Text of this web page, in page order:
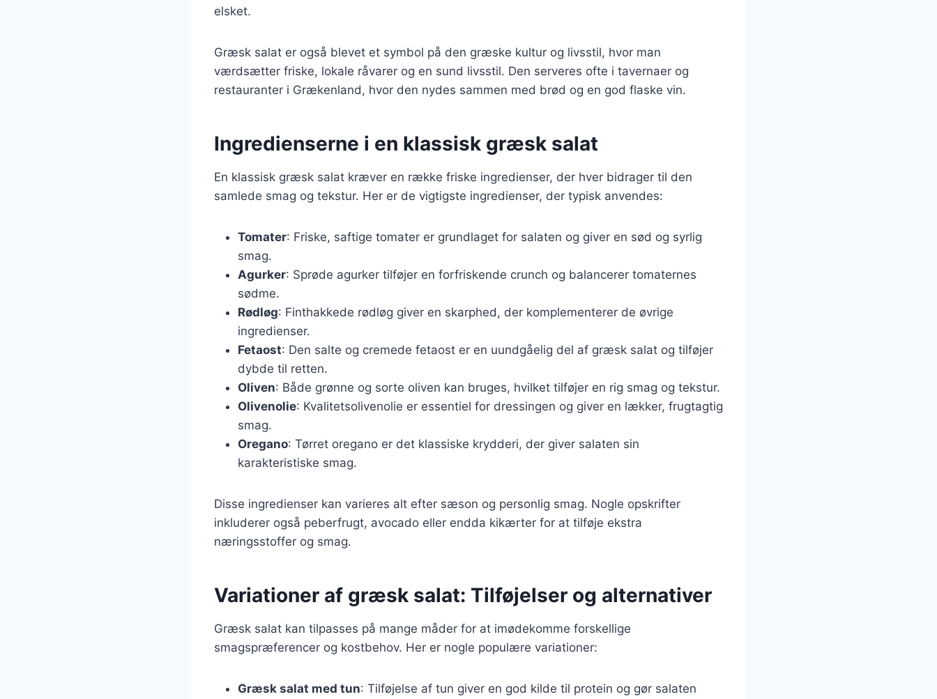
elsket.
Græsk salat er også blevet et symbol på den græske kultur og livsstil, hvor man
værdsætter friske, lokale råvarer og en sund livsstil. Den serveres ofte i tavernaer og
restauranter i Grækenland, hvor den nydes sammen med brød og en god flaske vin.
Ingredienserne i en klassisk græsk salat
En klassisk græsk salat kræver en række friske ingredienser, der hver bidrager til den
samlede smag og tekstur. Her er de vigtigste ingredienser, der typisk anvendes:
Tomater: Friske, saftige tomater er grundlaget for salaten og giver en sød og syrlig
smag.
Agurker: Sprøde agurker tilføjer en forfriskende crunch og balancerer tomaternes
sødme.
Rødløg: Finthakkede rødløg giver en skarphed, der komplementerer de øvrige
ingredienser.
Fetaost: Den salte og cremede fetaost er en uundgåelig del af græsk salat og tilføjer
dybde til retten.
Oliven: Både grønne og sorte oliven kan bruges, hvilket tilføjer en rig smag og tekstur.
Olivenolie: Kvalitetsolivenolie er essentiel for dressingen og giver en lækker, frugtagtig
smag.
Oregano: Tørret oregano er det klassiske krydderi, der giver salaten sin
karakteristiske smag.
Disse ingredienser kan varieres alt efter sæson og personlig smag. Nogle opskrifter
inkluderer også peberfrugt, avocado eller endda kikærter for at tilføje ekstra
næringsstoffer og smag.
Variationer af græsk salat: Tilføjelser og alternativer
Græsk salat kan tilpasses på mange måder for at imødekomme forskellige
smagspræferencer og kostbehov. Her er nogle populære variationer:
Græsk salat med tun: Tilføjelse af tun giver en god kilde til protein og gør salaten